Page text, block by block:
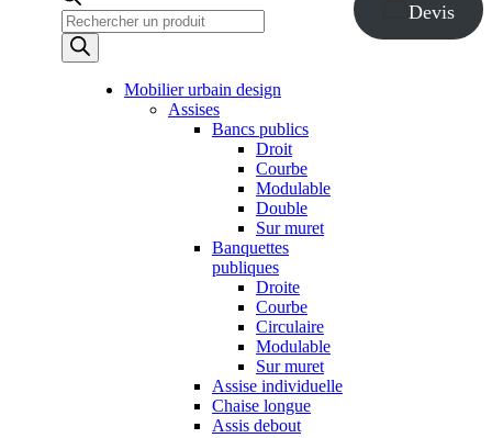
Recherche
de
produits
Devis
Mobilier urbain design
Assises
Bancs publics
Droit
Courbe
Modulable
Double
Sur muret
Banquettes
publiques
Droite
Courbe
Circulaire
Modulable
Sur muret
Assise individuelle
Chaise longue
Assis debout